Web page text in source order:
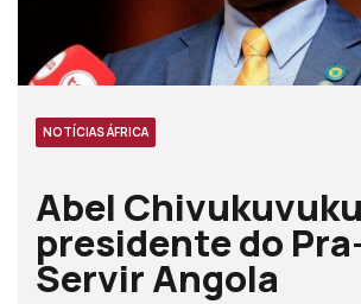
NOTÍCIAS ÁFRICA
Abel
presidente do
Servir Angola